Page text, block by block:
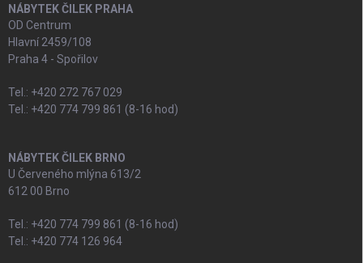
NÁBYTEK ČILEK PRAHA
OD Centrum
Hlavní 2459/108
Praha 4 - Spořilov
Tel.: +420 272 767 029
Tel.: +420 774 799 861 (8-16 hod)
NÁBYTEK ČILEK BRNO
U Červeného mlýna 613/2
612 00 Brno
Tel.: +420 774 799 861 (8-16 hod)
Tel.: +420 774 126 964